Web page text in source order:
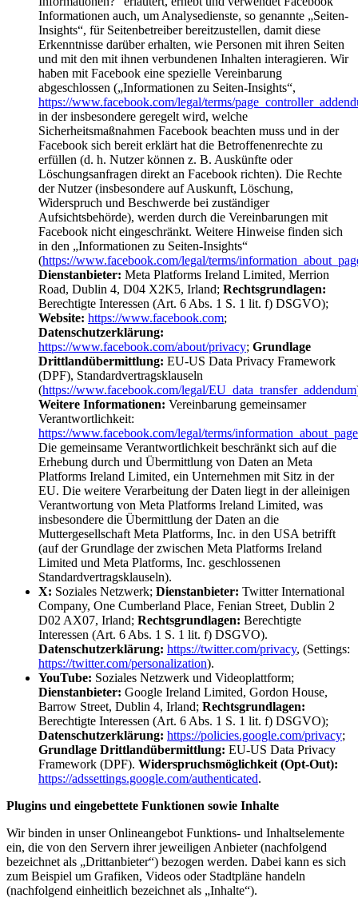
Informationen auch, um Analysedienste, so genannte „Seiten-
Insights“, für Seitenbetreiber bereitzustellen, damit diese
Erkenntnisse darüber erhalten, wie Personen mit ihren Seiten
und mit den mit ihnen verbundenen Inhalten interagieren. Wir
haben mit Facebook eine spezielle Vereinbarung
abgeschlossen („Informationen zu Seiten-Insights“,
https://www.facebook.com/legal/terms/
in der insbesondere geregelt wird, welche
Sicherheitsmaßnahmen Facebook beachten muss und in der
Facebook sich bereit erklärt hat die Betroffenenrechte zu
erfüllen (d. h. Nutzer können z. B. Auskünfte oder
Löschungsanfragen direkt an Facebook richten). Die Rechte
der Nutzer (insbesondere auf Auskunft, Löschung,
Widerspruch und Beschwerde bei zuständiger
Aufsichtsbehörde), werden durch die Vereinbarungen mit
Facebook nicht eingeschränkt. Weitere Hinweise finden sich
in den „Informationen zu Seiten-Insights“
(https://www.facebook.com/legal/terms/
Dienstanbieter: Meta Platforms Ireland Limited, Merrion
Road, Dublin 4, D04 X2K5, Irland; Rechtsgrundlagen:
Berechtigte Interessen (Art. 6 Abs. 1 S. 1 lit. f) DSGVO);
Website: https://www.facebook.com;
Datenschutzerklärung:
https://www.facebook.com/about/privacy; Grundlage
Drittlandübermittlung: EU-US Data Privacy Framework
(DPF), Standardvertragsklauseln
(https://www.facebook.com/legal/EU_data_transfer_addendum
Weitere Informationen: Vereinbarung gemeinsamer
Verantwortlichkeit:
https://www.facebook.com/legal/terms/
Die gemeinsame Verantwortlichkeit beschränkt sich auf die
Erhebung durch und Übermittlung von Daten an Meta
Platforms Ireland Limited, ein Unternehmen mit Sitz in der
EU. Die weitere Verarbeitung der Daten liegt in der alleinigen
Verantwortung von Meta Platforms Ireland Limited, was
insbesondere die Übermittlung der Daten an die
Muttergesellschaft Meta Platforms, Inc. in den USA betrifft
(auf der Grundlage der zwischen Meta Platforms Ireland
Limited und Meta Platforms, Inc. geschlossenen
Standardvertragsklauseln).
X: Soziales Netzwerk; Dienstanbieter: Twitter International
Company, One Cumberland Place, Fenian Street, Dublin 2
D02 AX07, Irland; Rechtsgrundlagen: Berechtigte
Interessen (Art. 6 Abs. 1 S. 1 lit. f) DSGVO).
Datenschutzerklärung: https://twitter.com/privacy, (Settings:
https://twitter.com/personalization).
YouTube: Soziales Netzwerk und Videoplattform;
Dienstanbieter: Google Ireland Limited, Gordon House,
Barrow Street, Dublin 4, Irland; Rechtsgrundlagen:
Berechtigte Interessen (Art. 6 Abs. 1 S. 1 lit. f) DSGVO);
Datenschutzerklärung: https://policies.google.com/privacy;
Grundlage Drittlandübermittlung: EU-US Data Privacy
Framework (DPF). Widerspruchsmöglichkeit (Opt-Out):
https://adssettings.google.com/authenticated.
Plugins und eingebettete Funktionen sowie Inhalte
Wir binden in unser Onlineangebot Funktions- und Inhaltselemente
ein, die von den Servern ihrer jeweiligen Anbieter (nachfolgend
bezeichnet als „Drittanbieter“) bezogen werden. Dabei kann es sich
zum Beispiel um Grafiken, Videos oder Stadtpläne handeln
(nachfolgend einheitlich bezeichnet als „Inhalte“).